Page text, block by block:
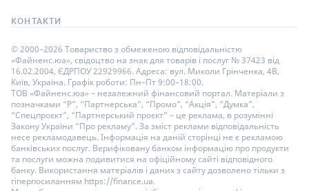
КОНТАКТИ
© 2000–2026 Товариство з обмеженою відповідальністю
«Файненс.юа», свідоцтво на знак для товарів і послуг № 37423 від
16.02.2004, ЄДРПОУ 22929966. Адреса: вул. Миколи Грінченка, 4В,
Київ, Україна. Графік роботи: Пн–Пт 9:00–18:00.
ТОВ «Файненс.юа» – незалежний фінансовий портал. Матеріали з
позначками “Р”, “Партнерська”, “Промо”, “Акція”, “Думка”,
“Спецпроєкт”, “Партнерський проєкт” – це реклама, в розумінні
Закону України “Про рекламу”. За зміст реклами відповідальність
несе рекламодавець. Інформація на даній сторінці не є рекламою
банківських послуг. Верифіковану банком інформацію про продукти
та послуги можна подивитися на офіційному сайті відповідного
банку. Використання матеріалів і даних з сайту дозволено тільки з
гіперпосиланням https://finance.ua.